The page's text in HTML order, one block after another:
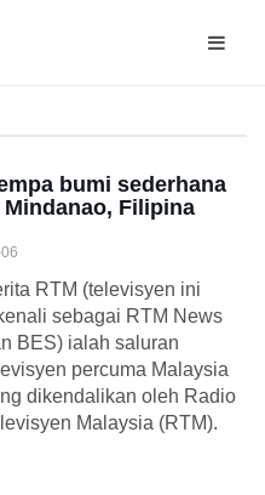
bumi sederhana
Mindanao, Filipina
RTM (televisyen ini
sebagai RTM News
BES) ialah saluran
percuma Malaysia
dikendalikan oleh Radio
Malaysia (RTM).